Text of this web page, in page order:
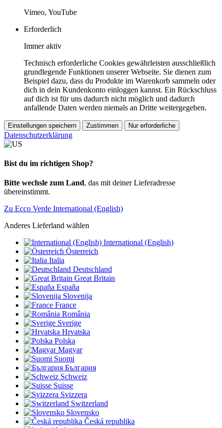
Vimeo, YouTube
Erforderlich
Immer aktiv
Technisch erforderliche Cookies gewährleisten ausschließlich
grundlegende Funktionen unserer Webseite. Sie dienen zum
Beispiel dazu, dass du Produkte im Warenkorb sammeln oder
dich in dein Kundenkonto einloggen kannst. Ein Rückschluss
auf dich ist für uns dadurch nicht möglich und dadurch
anfallende Daten werden niemals an Dritte weitergegeben.
Einstellungen speichern Zustimmen Nur erforderliche
Datenschutzerklärung
Bist du im richtigen Shop?
Bitte wechsle zum Land, das mit deiner Lieferadresse
übereinstimmt.
Zu Ecco Verde International (English)
Anderes Lieferland wählen
International (English)
Österreich
Italia
Deutschland
Great Britain
España
Slovenija
France
România
Sverige
Hrvatska
Polska
Magyar
Suomi
България
Schweiz
Suisse
Svizzera
Switzerland
Slovensko
Česká republika